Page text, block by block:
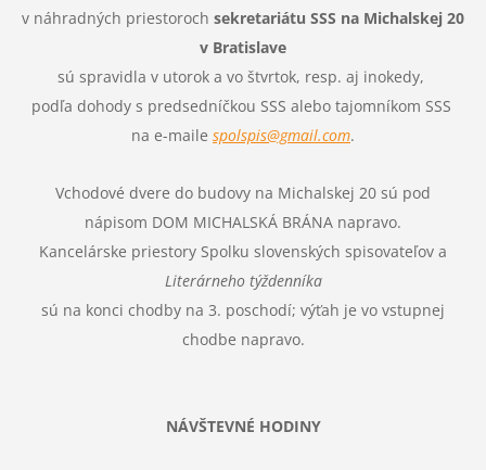
v náhradných priestoroch sekretariátu SSS na Michalskej 20
v Bratislave
sú spravidla v utorok a vo štvrtok, resp. aj inokedy,
podľa dohody s predsedníčkou SSS alebo tajomníkom SSS
na e-maile spolspis@gmail.com.
Vchodové dvere do budovy na Michalskej 20 sú pod
nápisom DOM MICHALSKÁ BRÁNA napravo.
Kancelárske priestory Spolku slovenských spisovateľov a
Literárneho týždenníka
sú na konci chodby na 3. poschodí; výťah je vo vstupnej
chodbe napravo.
NÁVŠTEVNÉ HODINY